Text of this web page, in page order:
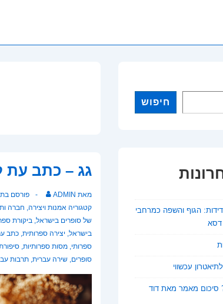
גג – כתב עת
מאת ADMIN פורסם
קטגוריה אמנות ויצירה, חברה
של סופרים בישראל, ביקורת
בישראל, יצירה ספרותית, כתב
ספרותי, מסות ספרותיות,
סופרים, שירה עברית, תרבות
חיפוש
הגוף והשפה כמרחבי
דסא
עכשווי
סיכום מאמר מאת דוד